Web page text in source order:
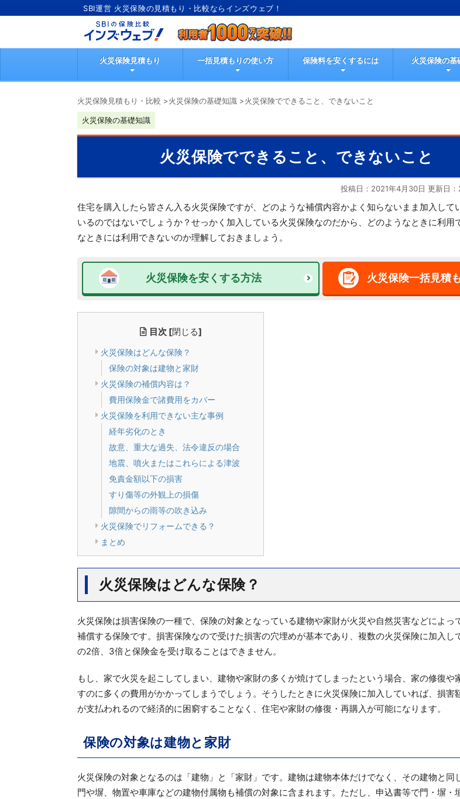
SBI運営 火災保険の見積もり・比較ならインズウェブ！
火災保険見積もり 一括見積もりの使い方 保険料を安くするには 火災保険の基
火災保険見積もり・比較 >火災保険の基礎知識 >火災保険でできること、できないこと
火災保険の基礎知識
火災保険でできること、できないこと
投稿日：2021年4月30日 更新日：
住宅を購入したら皆さん入る火災保険ですが、どのような補償内容かよく知らないまま加入して
いるのではないでしょうか？せっかく加入している火災保険なのだから、どのようなときに利用
なときには利用できないのか理解しておきましょう。
火災保険を安くする方法 火災保険一括見積
目次 [閉じる]
火災保険はどんな保険？
保険の対象は建物と家財
火災保険の補償内容は？
費用保険金で諸費用をカバー
火災保険を利用できない主な事例
経年劣化のとき
故意、重大な過失、法令違反の場合
地震、噴火またはこれらによる津波
免責金額以下の損害
すり傷等の外観上の損傷
隙間からの雨等の吹き込み
火災保険でリフォームできる？
まとめ
火災保険はどんな保険？
火災保険は損害保険の一種で、保険の対象となっている建物や家財が火災や自然災害などによっ
補償する保険です。損害保険なので受けた損害の穴埋めが基本であり、複数の火災保険に加入し
の2倍、3倍と保険金を受け取ることはできません。
もし、家で火災を起こしてしまい、建物や家財の多くが焼けてしまったという場合、家の修復や
すのに多くの費用がかかってしまうでしょう。そうしたときに火災保険に加入していれば、損害
が支払われるので経済的に困窮することなく、住宅や家財の修復・再購入が可能になります。
保険の対象は建物と家財
火災保険の対象となるのは「建物」と「家財」です。建物は建物本体だけでなく、その建物と同
門や塀、物置や車庫などの建物付属物も補償の対象に含まれます。ただし、申込書等で門・塀・